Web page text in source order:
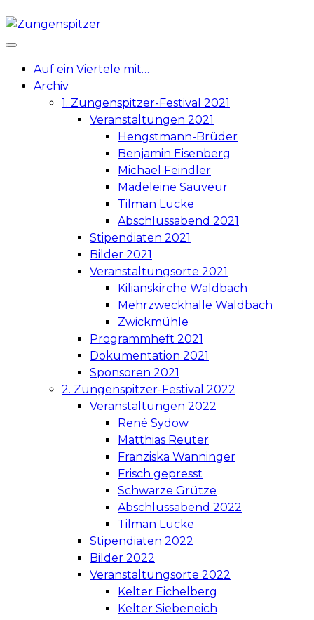
Skip
to
content
Auf ein Viertele mit…
Archiv
1. Zungenspitzer-Festival 2021
Veranstaltungen 2021
Hengstmann-Brüder
Benjamin Eisenberg
Michael Feindler
Madeleine Sauveur
Tilman Lucke
Abschlussabend 2021
Stipendiaten 2021
Bilder 2021
Veranstaltungsorte 2021
Kilianskirche Waldbach
Mehrzweckhalle Waldbach
Zwickmühle
Programmheft 2021
Dokumentation 2021
Sponsoren 2021
2. Zungenspitzer-Festival 2022
Veranstaltungen 2022
René Sydow
Matthias Reuter
Franziska Wanninger
Frisch gepresst
Schwarze Grütze
Abschlussabend 2022
Tilman Lucke
Stipendiaten 2022
Bilder 2022
Veranstaltungsorte 2022
Kelter Eichelberg
Kelter Siebeneich